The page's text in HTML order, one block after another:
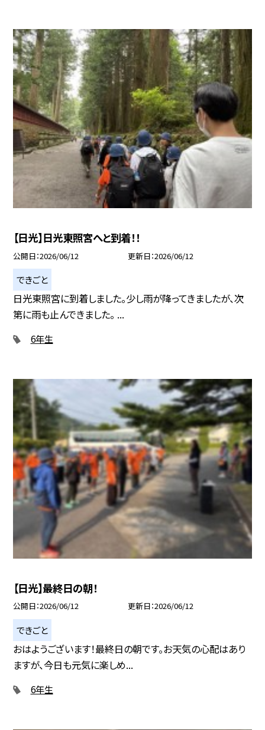
【日光】日光東照宮へと到着！！
公開日 2026/06/12 更新日 2026/06/12
できごと
日光東照宮に到着しました。少し雨が降ってきましたが、次
第に雨も止んできました。 ...
6年生
【日光】最終日の朝！
公開日 2026/06/12 更新日 2026/06/12
できごと
おはようございます！最終日の朝です。お天気の心配はあり
ますが、今日も元気に楽しめ...
6年生